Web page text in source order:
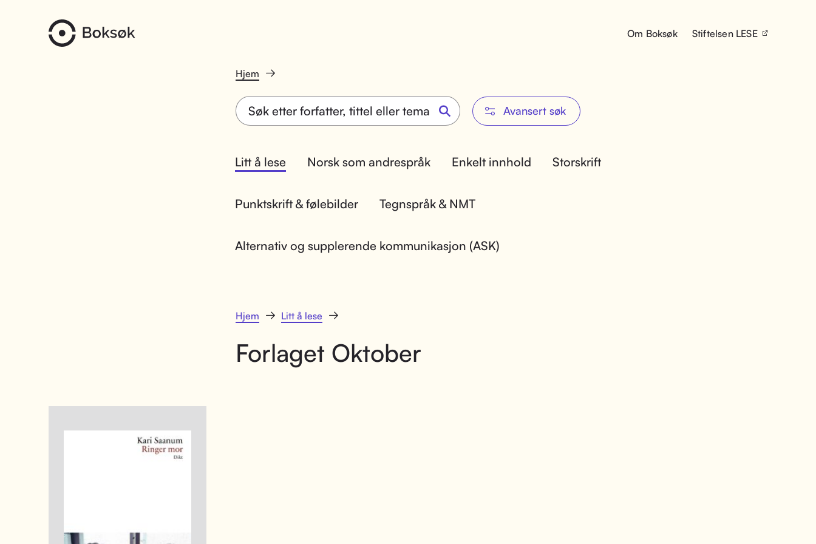
Om Boksøk Stiftelsen LESE
Hjem
Avansert søk
Litt å lese Norsk som andrespråk Enkelt innhold Storskrift
Punktskrift & følebilder Tegnspråk & NMT
Alternativ og supplerende kommunikasjon (ASK)
Hjem Litt å lese
Forlaget Oktober